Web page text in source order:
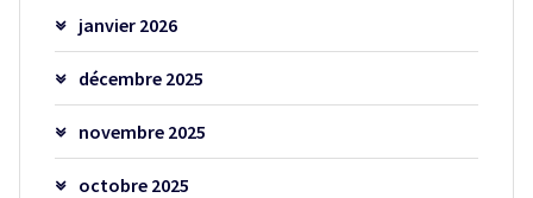
janvier 2026
décembre 2025
novembre 2025
octobre 2025